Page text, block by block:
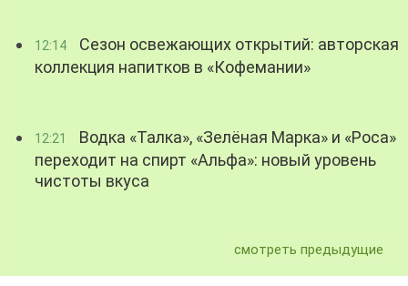
12:14
Сезон освежающих открытий: авторская
коллекция напитков в «Кофемании»
12:21
Водка «Талка», «Зелёная Марка» и «Роса»
переходит на спирт «Альфа»: новый уровень
чистоты вкуса
смотреть предыдущие